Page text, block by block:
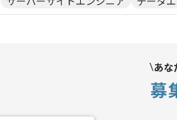
あな
募